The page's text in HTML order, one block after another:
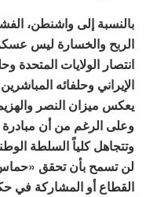
بالنسبة إلى واشنطن،
الربح والخسارة ليس
انتصار الولايات المتحدة
الإيراني وحلفائه
يعكس ميزان النصر
وعلى الرغم من أن
وتتجاهل كلياً السلطة
لن تسمح بأن تحقق
القطاع أو المشاركة في